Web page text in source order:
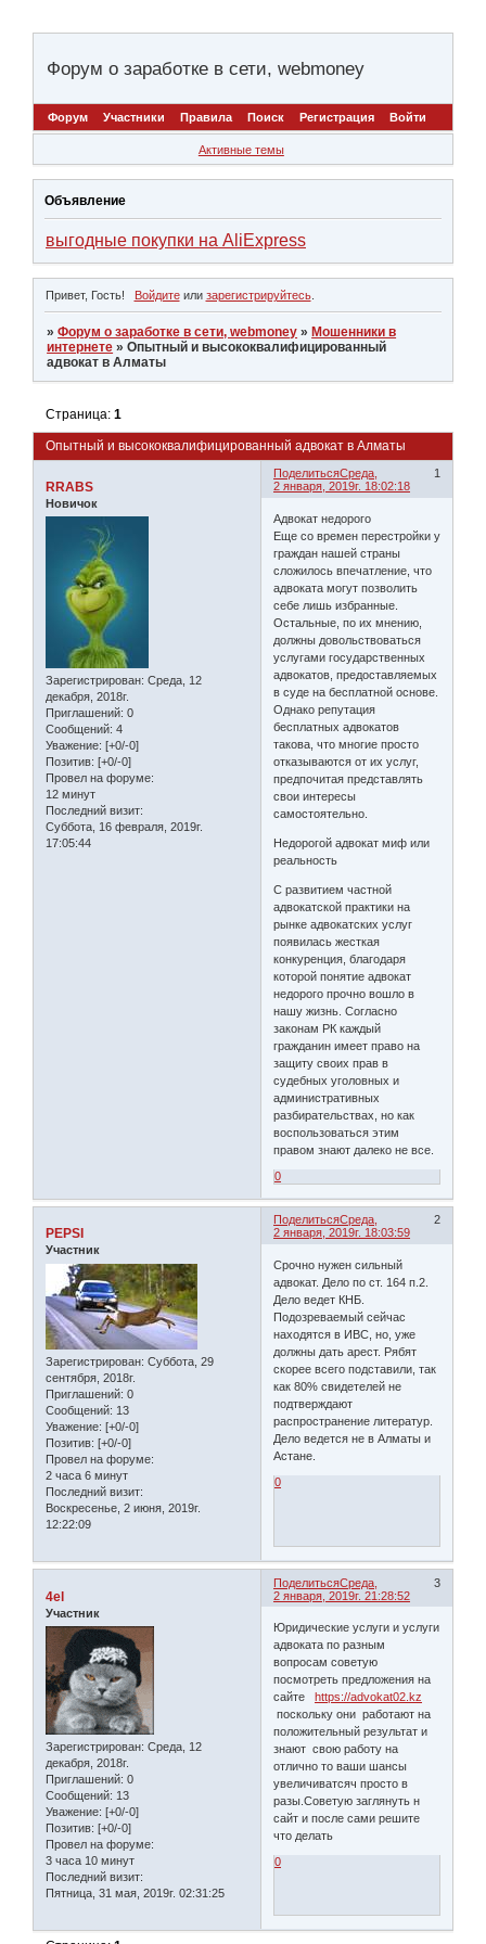
Форум о заработке в сети, webmoney
Форум Участники Правила Поиск Регистрация Войти
Активные темы
Объявление
выгодные покупки на AliExpress
Привет, Гость! Войдитеили зарегистрируйтесь.
»Форум о заработке в сети, webmoney » Мошенники в
интернете »Опытный и высококвалифицированный
адвокат в Алматы
Опытный и высококвалифицированный адвокат в Алматы
Страница:1
Поделиться 1
Среда,
2 января, 2019г. 18:02:18
RRABS
Новичок
Зарегистрирован: Среда, 12
декабря, 2018г.
Приглашений: 0
Сообщений: 4
Уважение: [+0/-0]
Позитив: [+0/-0]
Провел на форуме:
12 минут
Последний визит:
Суббота, 16 февраля, 2019г.
17:05:44
Адвокат недорого
Еще со времен перестройки у
граждан нашей страны
сложилось впечатление, что
адвоката могут позволить
себе лишь избранные.
Остальные, по их мнению,
должны довольствоваться
услугами государственных
адвокатов, предоставляемых
в суде на бесплатной основе.
Однако репутация
бесплатных адвокатов
такова, что многие просто
отказываются от их услуг,
предпочитая представлять
свои интересы
самостоятельно.
Недорогой адвокат миф или
реальность
С развитием частной
адвокатской практики на
рынке адвокатских услуг
появилась жесткая
конкуренция, благодаря
которой понятие адвокат
недорого прочно вошло в
нашу жизнь. Согласно
законам РК каждый
гражданин имеет право на
защиту своих прав в
судебных уголовных и
административных
разбирательствах, но как
воспользоваться этим
правом знают далеко не все.
0
Поделиться 2
Среда,
2 января, 2019г. 18:03:59
PEPSI
Участник
Зарегистрирован: Суббота, 29
сентября, 2018г.
Приглашений: 0
Сообщений: 13
Уважение: [+0/-0]
Позитив: [+0/-0]
Провел на форуме:
2 часа 6 минут
Последний визит:
Воскресенье, 2 июня, 2019г.
12:22:09
Срочно нужен сильный
адвокат. Дело по ст. 164 п.2.
Дело ведет КНБ.
Подозреваемый сейчас
находятся в ИВС, но, уже
должны дать арест. Рябят
скорее всего подставили, так
как 80% свидетелей не
подтверждают
распространение литератур.
Дело ведется не в Алматы и
Астане.
0
Поделиться 3
Среда,
2 января, 2019г. 21:28:52
4el
Участник
Зарегистрирован: Среда, 12
декабря, 2018г.
Приглашений: 0
Сообщений: 13
Уважение: [+0/-0]
Позитив: [+0/-0]
Провел на форуме:
3 часа 10 минут
Последний визит:
Пятница, 31 мая, 2019г. 02:31:25
Юридические услуги и услуги
адвоката по разным
вопросам советую
посмотреть предложения на
сайте https://advokat02.kz
поскольку они работают на
положительный результат и
знают свою работу на
отлично то ваши шансы
увеличиватсяч просто в
разы.Советую заглянуть н
сайт и после сами решите
что делать
0